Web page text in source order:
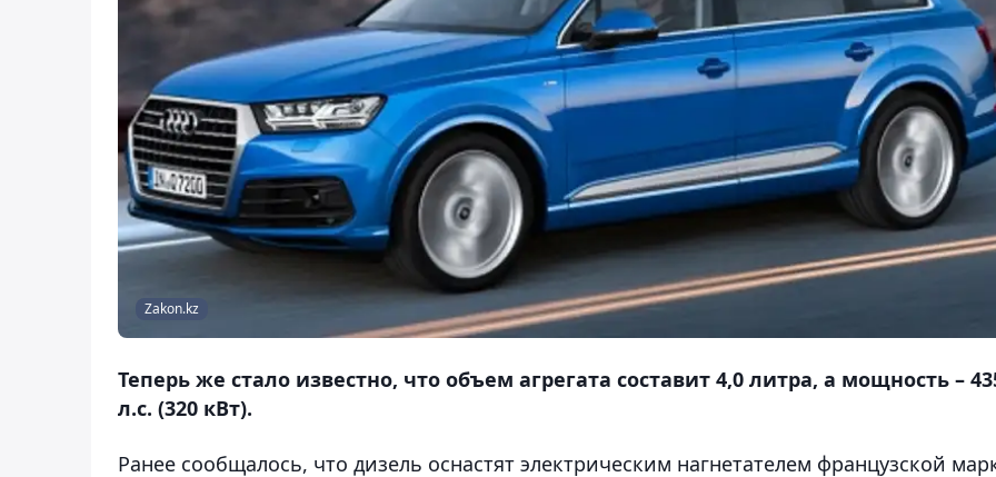
Zakon.kz
Теперь же стало известно, что объем агрегата составит 4,0 литра, а мощность –
л.с. (320 кВт).
Ранее сообщалось, что дизель оснастят электрическим нагнетателем французской